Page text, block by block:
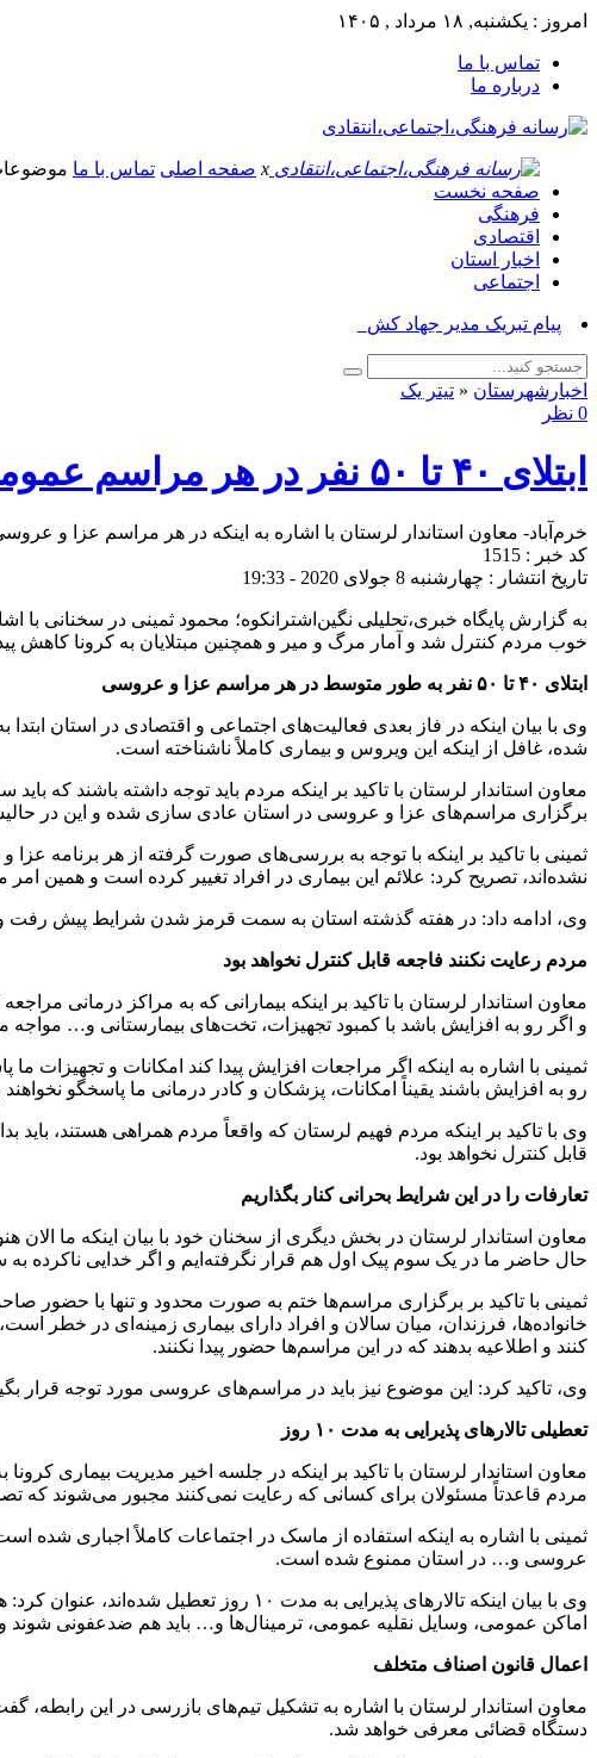
امروز : یکشنبه, ۱۸ مرداد , ۱۴۰۵
تماس با ما
درباره ما
x صفحه اصلی تماس با ما
صفحه نخست
فرهنگی
اقتصادی
اخبار استان
اجتماعی
پیام تبریک مدیر جهاد کشاورزی ازنا به م_
اخبارشهرستان « تیتر یک
0 نظر
ابتلای ۴۰ تا ۵۰‌ نفر در هر مراسم عمومی به کرونا
خرم‌آباد- معاون استاندار لرستان با اشاره به اینکه در هر مراسم عزا و عروسی به طور متوسط بین ۴۰ تا ۵۰ نفر به کرونا مبتلا می‌شوند، گفت: اگر مردم
کد خبر : 1515
تاریخ انتشار : چهارشنبه 8 جولای 2020 - 19:33
به گزارش پایگاه خبری،تحلیلی نگین‌اشترانکوه؛ محمود ثمینی در سخنانی
خوب مردم کنترل شد و آمار مرگ و میر و همچنین مبتلایان به کرونا کاهش
ابتلای ۴۰ تا ۵۰ نفر به طور متوسط در هر مراسم عزا و عروسی
وی با بیان اینکه در فاز بعدی فعالیت‌های اجتماعی و اقتصادی در استان
شده، غافل از اینکه این ویروس و بیماری کاملاً ناشناخته است.
معاون استاندار لرستان با تاکید بر اینکه مردم باید توجه داشته باشند که
برگزاری مراسم‌های عزا و عروسی در استان عادی سازی شده و این در
نشده‌اند، تصریح کرد: علائم این بیماری در افراد تغییر کرده است و
وی، ادامه داد: در هفته گذشته استان به سمت قرمز شدن شرایط پیش رفت
مردم رعایت نکنند فاجعه قابل کنترل نخواهد بود
معاون استاندار لرستان با تاکید بر اینکه بیمارانی که به مراکز درمانی
و اگر رو به افزایش باشد با کمبود تجهیزات، تخت‌های بیمارستانی و…
ثمینی با اشاره به اینکه اگر مراجعات افزایش پیدا کند امکانات و تجهیزات
رو به افزایش باشند یقیناً امکانات، پزشکان و کادر درمانی ما پاسخگو نخواهند
وی با تاکید بر اینکه مردم فهیم لرستان که واقعاً مردم همراهی هستند،
قابل کنترل نخواهد بود.
تعارفات را در این شرایط بحرانی کنار بگذاریم
حال حاضر ما در یک سوم پیک اول هم قرار نگرفته‌ایم و اگر خدایی ناکرده
ثمینی با تاکید بر برگزاری مراسم‌ها ختم به صورت محدود و تنها با حضور
خانواده‌ها، فرزندان، میان سالان و افراد دارای بیماری زمینه‌ای در خطر
کنند و اطلاعیه بدهند که در این مراسم‌ها حضور پیدا نکنند.
وی، تاکید کرد: این موضوع نیز باید در مراسم‌های عروسی مورد توجه قرار
تعطیلی تالارهای پذیرایی به مدت ۱۰ روز
معاون استاندار لرستان با تاکید بر اینکه در جلسه اخیر مدیریت بیماری
مردم قاعدتاً مسئولان برای کسانی که رعایت نمی‌کنند مجبور می‌شوند که
عروسی و… در استان ممنوع شده است.
وی با بیان اینکه تالارهای پذیرایی به
اماکن عمومی، وسایل نقلیه عمومی، ترمینال‌ها و… باید هم ضدعفونی شوند
اعمال قانون اصناف متخلف
معاون استاندار لرستان با اشاره به تشکیل تیم‌های بازرسی در این رابطه،
دستگاه قضائی معرفی خواهد شد.